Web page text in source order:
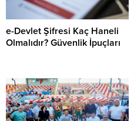
e-Devlet Şifresi Kaç Haneli
Olmalıdır? Güvenlik İpuçları